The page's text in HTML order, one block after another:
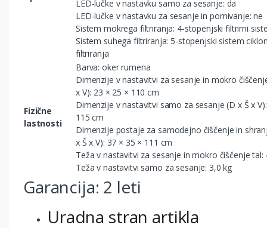
LED-lučke v nastavku samo za sesanje: da
LED-lučke v nastavku za sesanje in pomivanje: ne
Sistem mokrega filtriranja: 4-stopenjski filtrirni
Sistem suhega filtriranja: 5-stopenjski sistem
filtriranja
Fizične
lastnosti
Barva: oker rumena
Dimenzije v nastavitvi za sesanje in mokro
x V): 23 × 25 × 110 cm
Dimenzije v nastavitvi samo za sesanje (D x Š x
115 cm
Dimenzije postaje za samodejno čiščenje in
x Š x V): 37 × 35 × 111 cm
Teža v nastavitvi za sesanje in mokro čiščenje tal:
Teža v nastavitvi samo za sesanje: 3,0 kg
Garancija: 2 leti
Uradna stran artikla